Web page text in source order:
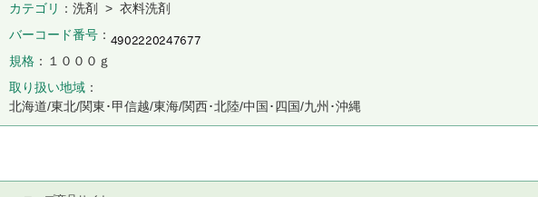
カテゴリ
洗剤 > 衣料洗剤
バーコード番号
規格
１０００ｇ
取り扱い地域
北海道/東北/関東･甲信越/東海/関西･北陸/中国･四国/九州･沖縄